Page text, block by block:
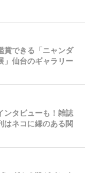
賞できる「ニャンダ
」仙台のギャラリー
ンタビューも！雑誌
はネコに縁のある関